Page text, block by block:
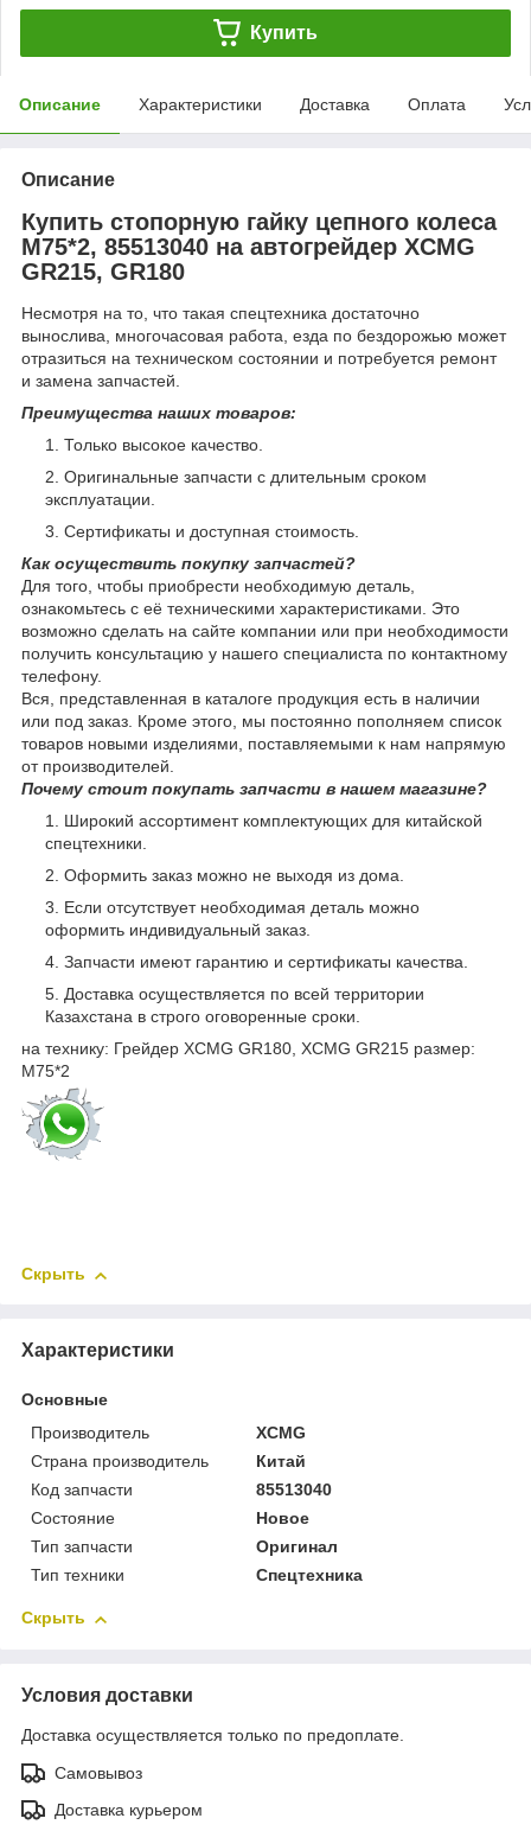
Купить
Описание Характеристики Доставка Оплата
Описание
Купить стопорную гайку цепного колеса
M75*2, 85513040 на автогрейдер XCMG
GR215, GR180
Несмотря на то, что такая спецтехника достаточно
вынослива, многочасовая работа, езда по бездорожью может
отразиться на техническом состоянии и потребуется ремонт
и замена запчастей.
Преимущества наших товаров:
Только высокое качество.
Оригинальные запчасти с длительным сроком
эксплуатации.
Сертификаты и доступная стоимость.
Как осуществить покупку запчастей?
Для того, чтобы приобрести необходимую деталь,
ознакомьтесь с её техническими характеристиками. Это
возможно сделать на сайте компании или при необходимости
получить консультацию у нашего специалиста по контактному
телефону.
Вся, представленная в каталоге продукция есть в наличии
или под заказ. Кроме этого, мы постоянно пополняем список
товаров новыми изделиями, поставляемыми к нам напрямую
от производителей.
Почему стоит покупать запчасти в нашем магазине?
Широкий ассортимент комплектующих для китайской
спецтехники.
Оформить заказ можно не выходя из дома.
Если отсутствует необходимая деталь можно
оформить индивидуальный заказ.
Запчасти имеют гарантию и сертификаты качества.
Доставка осуществляется по всей территории
Казахстана в строго оговоренные сроки.
на технику: Грейдер XCMG GR180, XCMG GR215 размер:
М75*2
Скрыть
Характеристики
Основные
Производитель
XCMG
Страна производитель
Китай
Код запчасти
85513040
Состояние
Новое
Тип запчасти
Оригинал
Тип техники
Спецтехника
Скрыть
Условия доставки
Доставка осуществляется только по предоплате.
Самовывоз
Доставка курьером